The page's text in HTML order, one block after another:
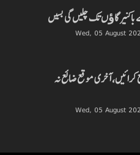
گاﺅں تک چلیں گی بسیں
Wed, 05 August
کرائیں، آخری موقع ضائع نہ
Wed, 05 August